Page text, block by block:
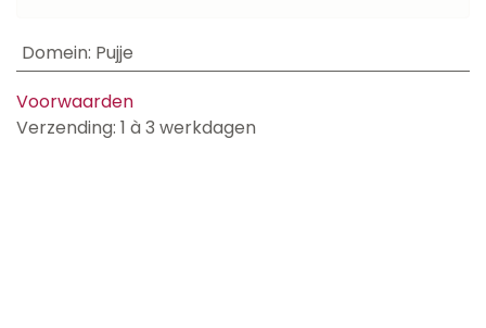
Domein: Pujje
Voorwaarden
Verzending: 1 à 3 werkdagen